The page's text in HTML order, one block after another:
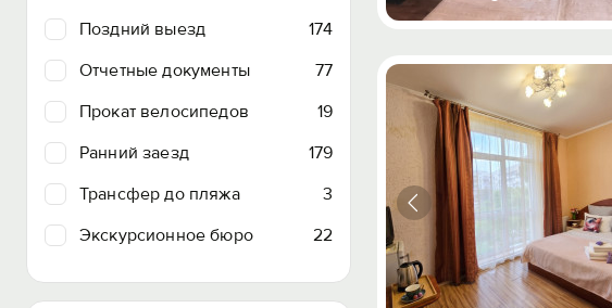
Поздний выезд
174
Отчетные документы
77
Прокат велосипедов
19
Ранний заезд
179
Трансфер до пляжа
3
Экскурсионное бюро
22